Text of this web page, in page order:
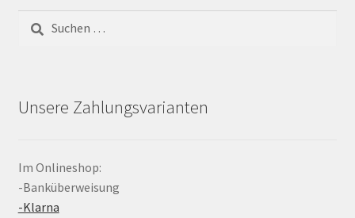
nach:
Unsere Zahlungsvarianten
Im Onlineshop:
-Banküberweisung
-Klarna